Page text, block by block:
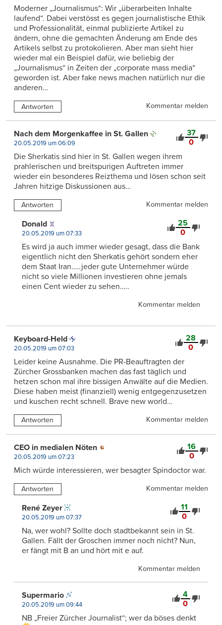
Moderner „Journalismus“: Wir „überarbeiten Inhalte
laufend“. Dabei verstösst es gegen journalistische Ethik
und Professionalität, einmal publizierte Artikel zu
ändern, ohne die gemachten Änderung am Ende des
Artikels selbst zu protokolieren. Aber man sieht hier
wieder mal ein Beispiel dafür, wie beliebig der
„Journalismus“ in Zeiten der „corporate mass media“
geworden ist. Aber fake news machen natürlich nur die
anderen…
Antworten Kommentar melden
37
0
Nach dem Morgenkaffee in St. Gallen
20.05.2019 um 06:09
Die Sherkatis sind hier in St. Gallen wegen ihrem
prahlerischen und breitspurigen Auftreten immer
wieder ein besonderes Reizthema und lösen schon seit
Jahren hitzige Diskussionen aus…
Antworten Kommentar melden
25
0
Donald
20.05.2019 um 07:33
Es wird ja auch immer wieder gesagt, dass die Bank
eigentlich nicht den Sherkatis gehört sondern eher
dem Staat Iran…..jeder gute Unternehmer würde
nicht so viele Millionen investieren ohne jemals
einen Cent wieder zu sehen…..
Kommentar melden
28
0
Keyboard-Held
20.05.2019 um 07:03
Leider keine Ausnahme. Die PR-Beauftragten der
Zürcher Grossbanken machen das fast täglich und
hetzen schon mal ihre bissigen Anwälte auf die Medien.
Diese haben meist (finanziell) wenig entgegenzusetzen
und kuschen recht schnell. Brave new world…
Antworten Kommentar melden
16
0
CEO in medialen Nöten
20.05.2019 um 07:23
Mich würde interessieren, wer besagter Spindoctor war.
Antworten Kommentar melden
11
0
René Zeyer
20.05.2019 um 07:37
Na, wer wohl? Sollte doch stadtbekannt sein in St.
Gallen. Fällt der Groschen immer noch nicht? Nun,
er fängt mit B an und hört mit e auf.
Kommentar melden
4
0
Supermario
20.05.2019 um 09:44
NB „Freier Zürcher Journalist“; wer da böses denkt